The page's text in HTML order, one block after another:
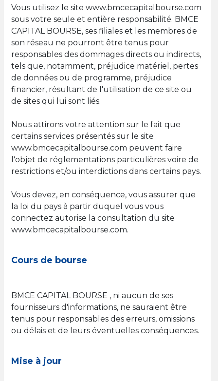
Vous utilisez le site www.bmcecapitalbourse.com
sous votre seule et entière responsabilité. BMCE
CAPITAL BOURSE, ses filiales et les membres de
son réseau ne pourront être tenus pour
responsables des dommages directs ou indirects,
tels que, notamment, préjudice matériel, pertes
de données ou de programme, préjudice
financier, résultant de l'utilisation de ce site ou
de sites qui lui sont liés.
Nous attirons votre attention sur le fait que
certains services présentés sur le site
www.bmcecapitalbourse.com peuvent faire
l'objet de réglementations particulières voire de
restrictions et/ou interdictions dans certains pays.
Vous devez, en conséquence, vous assurer que
la loi du pays à partir duquel vous vous
connectez autorise la consultation du site
www.bmcecapitalbourse.com.
Cours de bourse
BMCE CAPITAL BOURSE , ni aucun de ses
fournisseurs d'informations, ne sauraient être
tenus pour responsables des erreurs, omissions
ou délais et de leurs éventuelles conséquences.
Mise à jour